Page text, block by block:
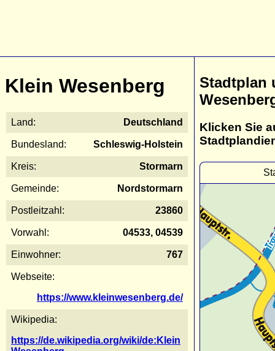
Klein Wesenberg
Land: Deutschland
Bundesland: Schleswig-Holstein
Kreis: Stormarn
Gemeinde: Nordstormarn
Postleitzahl: 23860
Vorwahl: 04533, 04539
Einwohner: 767
Webseite:
https://www.kleinwesenberg.de/
Wikipedia:
https://de.wikipedia.org/wiki/de:Klein
Stadtplan
Klicken Sie